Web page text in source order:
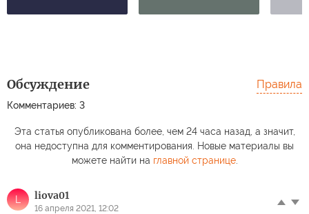
Обсуждение
Комментариев: 3
Правила
Эта статья опубликована более, чем 24 часа назад, а значит,
она недоступна для комментирования. Новые материалы вы
можете найти на главной странице.
L liova01
16 апреля 2021, 12:02